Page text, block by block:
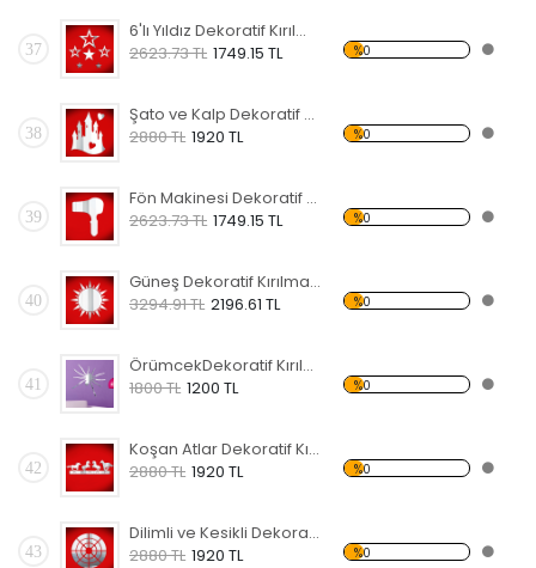
37
6'lı Yıldız Dekoratif Kırılmaz Ayna
2623.73 TL 1749.15 TL %0
38
Şato ve Kalp Dekoratif Kırılmaz Ayna
2880 TL 1920 TL %0
39
Fön Makinesi Dekoratif Kırılmaz Ayna
2623.73 TL 1749.15 TL %0
40
Güneş Dekoratif Kırılmaz Ayna
3294.91 TL 2196.61 TL %0
41
ÖrümcekDekoratif Kırılmaz Ayna
1800 TL 1200 TL %0
42
Koşan Atlar Dekoratif Kırılmaz Ayna
2880 TL 1920 TL %0
43
Dilimli ve Kesikli Dekoratif Kırılmaz Ayna
2880 TL 1920 TL %0